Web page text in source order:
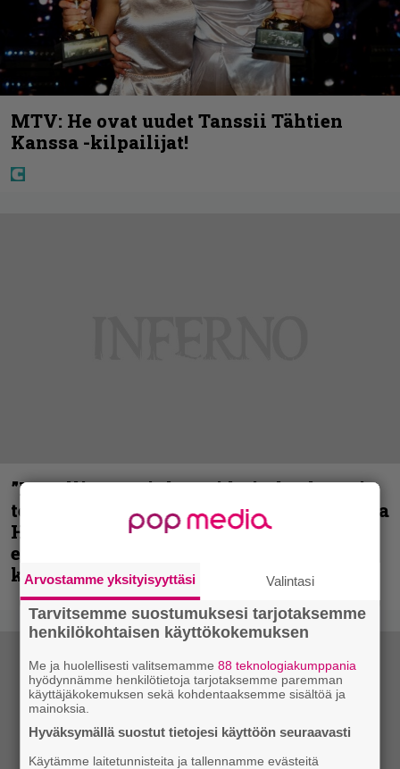
MTV: He ovat uudet Tanssii Tähtien
Kanssa -kilpailijat!
”Metallica on tiukempi kuin koskaan ja
te haluatte jonkun nulikan yrittävän olla
Hetfield?” – Pepper Keenan muisteli
ensimmäistä koesoittoaan hevijätin
kanssa
Arvostamme yksityisyyttäsi Valintasi
Tarvitsemme suostumuksesi tarjotaksemme
henkilökohtaisen käyttökokemuksen
Me ja huolellisesti valitsemamme88 teknologiakumppania
hyödynnämme henkilötietoja tarjotaksemme paremman
käyttäjäkokemuksen sekä kohdentaaksemme sisältöä ja
mainoksia.
Hyväksymällä suostut tietojesi käyttöön seuraavasti
Käytämme laitetunnisteita ja tallennamme evästeitä